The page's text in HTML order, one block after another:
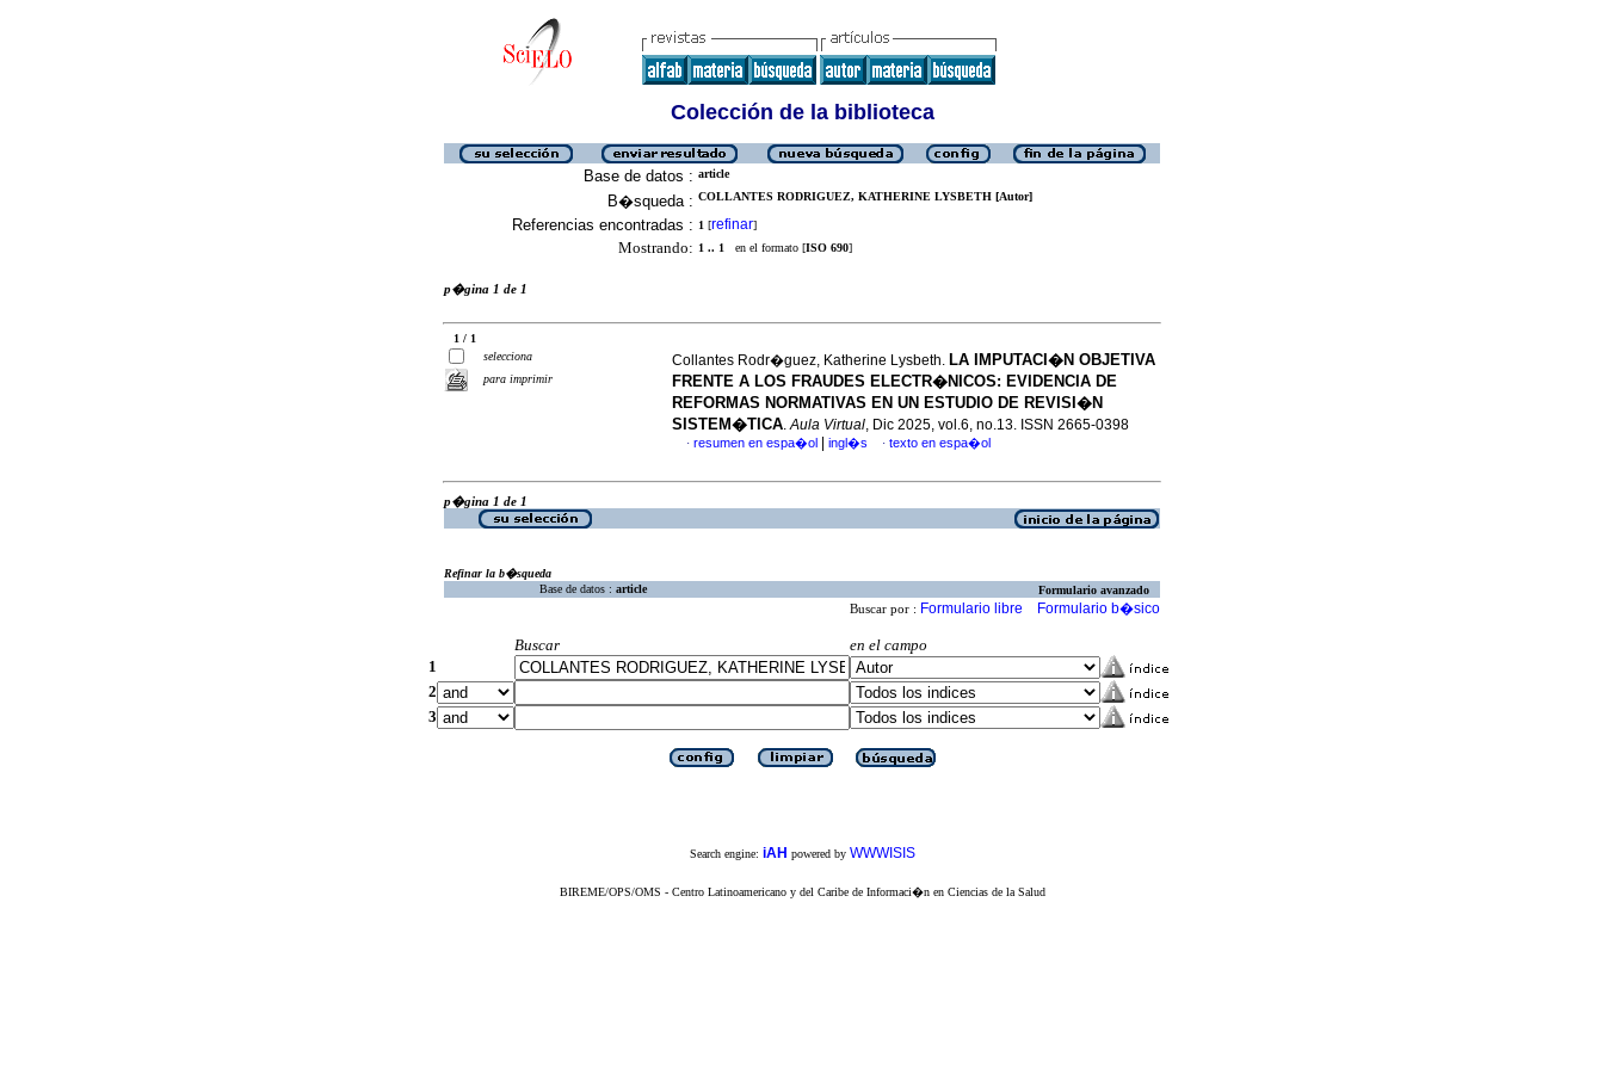
Colección de la biblioteca
Base de datos : article
B�squeda : COLLANTES RODRIGUEZ, KATHERINE LYSBETH [Autor]
Referencias encontradas : 1 [refinar]
Mostrando: 1 .. 1 en el formato [ISO 690]
p�gina 1 de 1
1 / 1
selecciona
para imprimir
Collantes Rodr�guez, Katherine Lysbeth. LA IMPUTACI�N OBJETIVA
FRENTE A LOS FRAUDES ELECTR�NICOS: EVIDENCIA DE
REFORMAS NORMATIVAS EN UN ESTUDIO DE REVISI�N
SISTEM�TICA.Aula Virtual, Dic 2025, vol.6, no.13. ISSN 2665-0398
· resumen en espa�ol ingl�s · texto en espa�ol
p�gina 1 de 1
Refinar la b�squeda
Base de datos : article Formulario avanzado
Buscar por : Formulario libre Formulario b�sico
Buscar
en el campo
1
2
3
Search engine: iAH powered by WWWISIS
BIREME/OPS/OMS - Centro Latinoamericano y del Caribe de Informaci�n en Ciencias de la Salud